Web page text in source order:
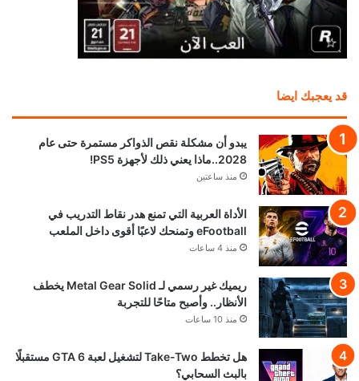
قد يعجبك ايضا
يبدو أن مشكلة نقص الذواكر مستمرة حتى عام
2028..ماذا يعني ذلك لأجهزة PS5!
منذ ساعتين
الأداة العربية التي تمنع هدر نقاط التدريب في
eFootball وتمنحك لاعبًا أقوى داخل الملعب
منذ 4 ساعات
ريميك غير رسمي لـ Metal Gear Solid يخطف
الأنظار.. وأصبح متاحًا للتجربة
منذ 10 ساعات
هل تخطط Take-Two لتشغيل لعبة GTA 6 مستقبلًا
بالبث السحابي؟